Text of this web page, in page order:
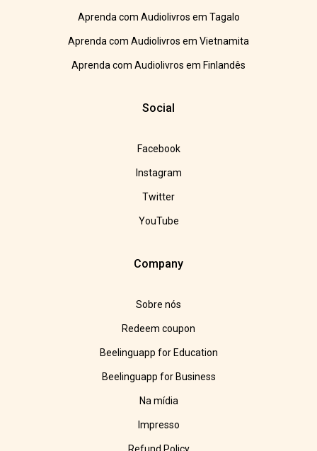
Aprenda com Audiolivros em Tagalo
Aprenda com Audiolivros em Vietnamita
Aprenda com Audiolivros em Finlandês
Social
Facebook
Instagram
Twitter
YouTube
Company
Sobre nós
Redeem coupon
Beelinguapp for Education
Beelinguapp for Business
Na mídia
Impresso